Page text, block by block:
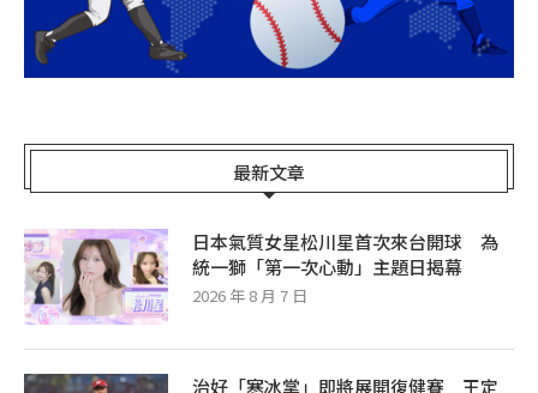
最新文章
日本氣質女星松川星首次來台開球 為
統一獅「第一次心動」主題日揭幕
2026 年 8 月 7 日
治好「寒冰掌」即將展開復健賽 王定